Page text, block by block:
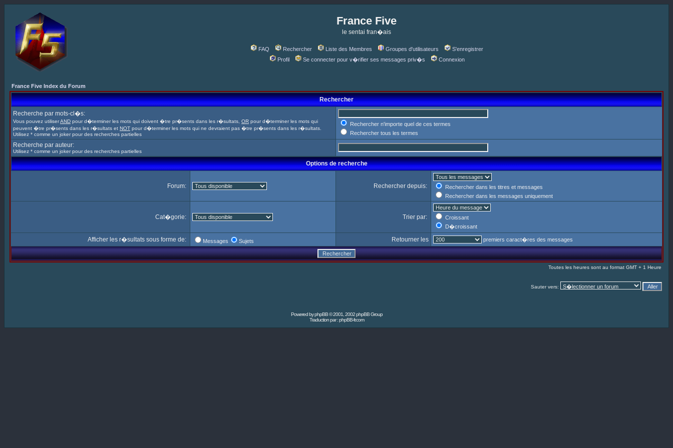
France Five
le sentai fran�ais
FAQ Rechercher Liste des Membres Groupes d'utilisateurs
S'enregistrer
Profil
Se connecter pour v�rifier ses messages priv�s Connexion
France Five Index du Forum
Rechercher
Recherche par mots-cl�s:
Vous pouvez utiliserAND pour d�terminer les mots qui doivent �tre pr�sents dans les r�sultats, OR pour d�terminer les mots qui
peuvent �tre pr�sents dans les r�sultats et NOT pour d�terminer les mots qui ne devraient pas �tre pr�sents dans les r�sultats.
Utilisez * comme un joker pour des recherches partielles
Rechercher n'importe quel de ces termes
Rechercher tous les termes
Recherche par auteur:
Utilisez * comme un joker pour des recherches partielles
Options de recherche
Forum: Rechercher depuis:
Rechercher dans les titres et messages
Rechercher dans les messages uniquement
Cat�gorie: Trier par:
Croissant
D�croissant
Afficher les r�sultats sous forme de: Messages Sujets Retourner les premiers caract�res des messages
Toutes les heures sont au format GMT + 1 Heure
Sauter vers:
Powered byphpBB© 2001, 2002 phpBB Group
Traduction par :phpBB-fr.com